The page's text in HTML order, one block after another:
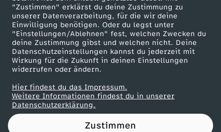
"Zustimmen" erklärst du deine Zustimmung zu
unserer Datenverarbeitung, für die wir deine
Einwilligung benötigen. Oder du legst unter
"Einstellungen/Ablehnen" fest, welchen Zwecken du
deine Zustimmung gibst und welchen nicht. Deine
Datenschutzeinstellungen kannst du jederzeit mit
Wirkung für die Zukunft in deinen Einstellungen
widerrufen oder ändern.
Hier findest du das Impressum.
Weitere Informationen findest du in unserer
Datenschutzerklärung.
Zustimmen
s
t
e
s
t
Werbefernsehen
Mainzelmännchen
Partner